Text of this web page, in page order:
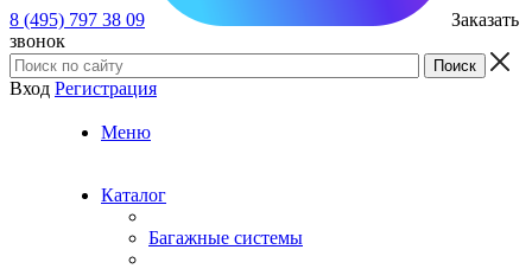
8 (495) 797 38 09
Заказать
звонок
Вход Регистрация
Меню
Каталог
Багажные системы